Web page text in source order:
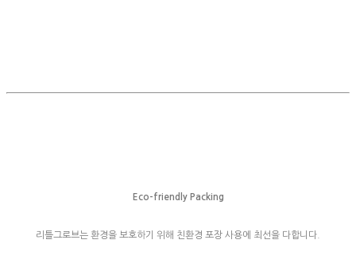
Eco-friendly Packing
리틀그로브는 환경을 보호하기 위해 친환경 포장 사용에 최선을 다합니다.